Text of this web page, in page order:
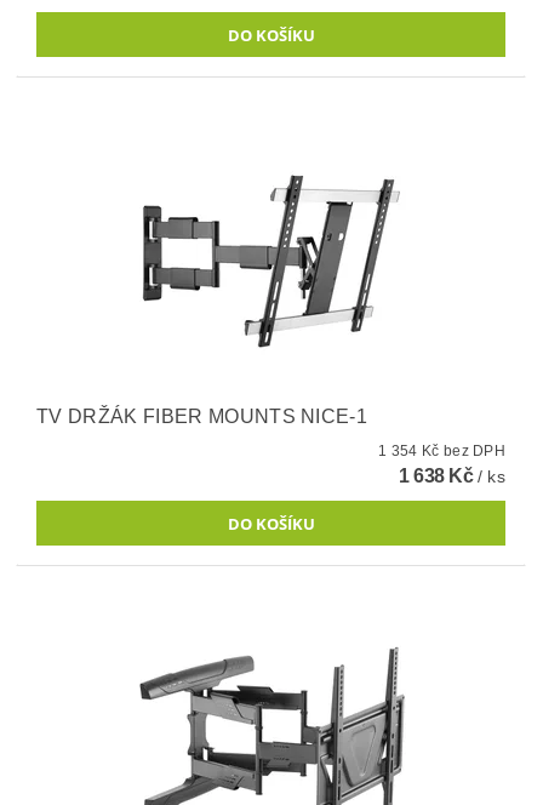
TV DRŽÁK FIBER MOUNTS NICE-1
1 354 Kč bez DPH
1 638 Kč/ ks